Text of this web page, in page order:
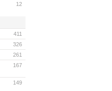
12
411
326
261
167
149